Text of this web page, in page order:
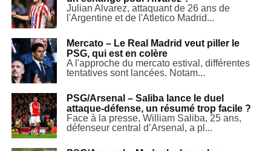
Julian Alvarez, attaquant de 26 ans de
l'Argentine et de l'Atletico Madrid...
Mercato – Le Real Madrid veut piller le
PSG, qui est en colère
A l'approche du mercato estival, différentes
tentatives sont lancées. Notam...
PSG/Arsenal – Saliba lance le duel
attaque-défense, un résumé trop facile ?
Face à la presse, William Saliba, 25 ans,
défenseur central d’Arsenal, a pl...